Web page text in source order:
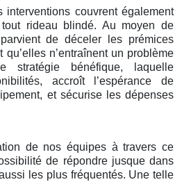
couvrent également
tout rideau blindé. Au moyen de
de déceler les prémices
qu’elles n’entraînent un problème
stratégie bénéfique, laquelle
accroît l’espérance de
et sécurise les dépenses
de nos équipes à travers ce
de répondre jusque dans
les plus fréquentés. Une telle